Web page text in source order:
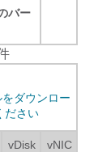
バー
ダウンロー
ださい
vDisk vNIC